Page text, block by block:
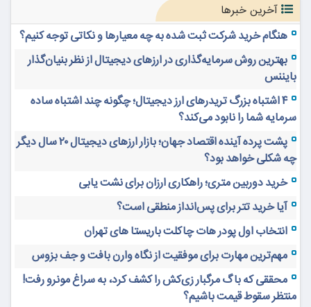
آخرین خبرها
هنگام خرید شرکت ثبت شده به چه معیارها و نکاتی توجه کنیم؟
بهترین روش سرمایه‌گذاری در ارزهای دیجیتال از نظر بنیان‌گذار
بایننس
۴ اشتباه بزرگ تریدرهای ارز دیجیتال؛ چگونه چند اشتباه ساده
سرمایه شما را نابود می‌کند؟
پشت پرده آینده اقتصاد جهان؛ بازار ارزهای دیجیتال ۲۰ سال دیگر
چه شکلی خواهد بود؟
خرید دوربین متری؛ راهکاری ارزان برای نشت یابی
آیا خرید تتر برای پس‌انداز منطقی است؟
انتخاب اول پودر هات چاکلت باریستا های تهران
مهم‌ترین مهارت برای موفقیت از نگاه وارن بافت و جف بزوس
محققی که باگ مرگبار زی‌کش را کشف کرد، به سراغ مونرو رفت!
منتظر سقوط قیمت باشیم؟